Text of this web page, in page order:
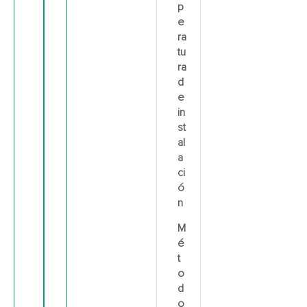
p
e
ra
tu
ra
d
e
in
st
al
a
ci
ó
n
M
é
t
o
d
o